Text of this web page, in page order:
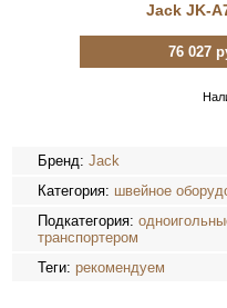
Jack JK-
76 027
Бренд:Jack
Категория: швейное
Подкатегория:
транспортером
Теги:рекомендуем